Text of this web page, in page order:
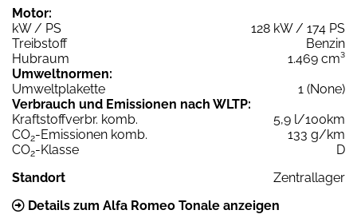
Motor:
kW / PS
128 kW / 174 PS
Treibstoff
Benzin
Hubraum
1.469 cm³
Umweltnormen:
Umweltplakette
1 (None)
Verbrauch und Emissionen nach WLTP:
Kraftstoffverbr. komb.
5,9 l/100km
CO2-Emissionen komb.
133 g/km
CO2-Klasse
D
Standort
Zentrallager
Details zum Alfa Romeo Tonale anzeigen